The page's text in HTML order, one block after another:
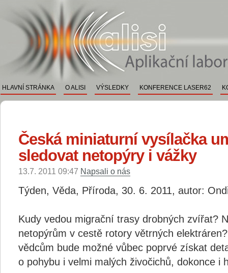
ALISIAplikační a vývojové
HLAVNÍ STRÁNKA O ALISI VÝSLEDKY KONFERENCE LASER62
Česká miniaturní vysílačka
sledovat netopýry i vážky
13.7. 2011 09:47 Napsali o nás
Týden, Věda, Příroda, 30. 6. 2011, autor:
Kudy vedou migrační trasy drobných zvířat?
netopýrům v cestě rotory větrných
vědcům bude možné vůbec poprvé získat
o pohybu i velmi malých živočichů, dokonce i